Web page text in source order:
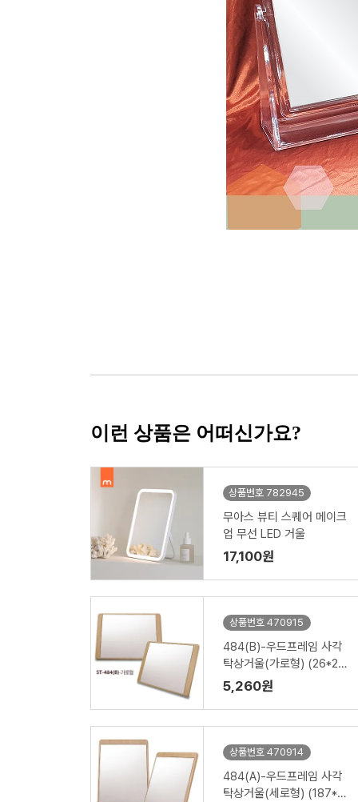
이런 상품은 어떠신가요?
상품번호 782945
무아스 뷰티 스퀘어 메이크
업 무선 LED 거울
17,100원
상품번호 470915
484(B)-우드프레임 사각
탁상거울(가로형) (26*21*
187mm)
5,260원
상품번호 470914
484(A)-우드프레임 사각
탁상거울(세로형) (187*21